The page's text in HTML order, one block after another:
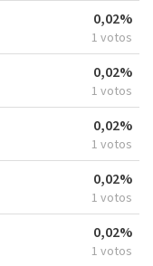
0,02%
1 votos
0,02%
1 votos
0,02%
1 votos
0,02%
1 votos
0,02%
1 votos